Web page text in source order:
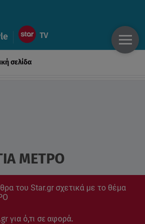
σελίδα
ΜΕΤΡΟ
του Star.gr σχετικά με το θέμα
για ό,τι σε αφορά.